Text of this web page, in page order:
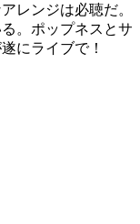
レンジは必聴だ。
。ポップネスとサ
にライブで！